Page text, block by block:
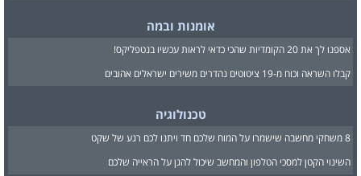
אומנות ובמה
אספנו לך את 20 הקומדיות שהכי כדאי לראות עכשיו בנטפליקס!
קבלו השראה וכוח מ-19 ציטוטים נהדרים משירים ישראלים אהובים
טכנולוגיה
8 משחקי מחשבה שישמרו על המוח שלכם חד ויתנו לכם רגע של שקט
השינוי הקטן למסכי הטלפון והמחשב שיכול להגן על הראייה שלכם